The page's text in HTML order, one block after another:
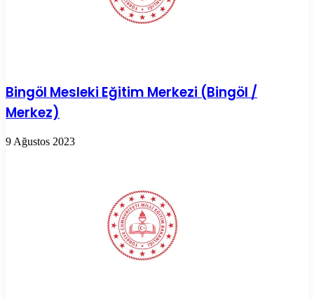
Bingöl Mesleki Eğitim Merkezi (Bingöl /
Merkez)
9 Ağustos 2023